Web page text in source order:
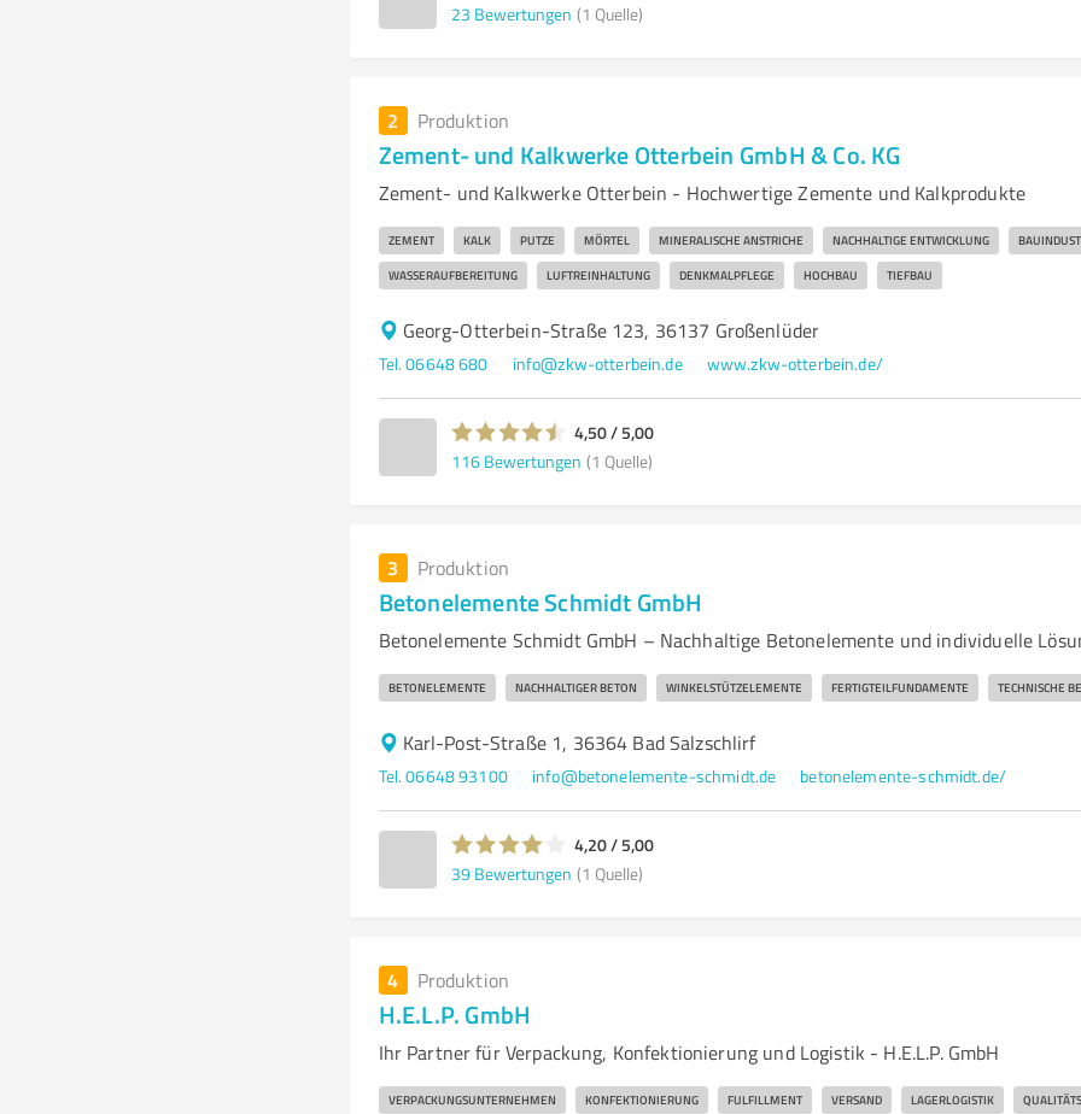
23 Bewertungen (1 Quelle)
2 Produktion
Zement- und Kalkwerke Otterbein GmbH & Co. KG
Zement- und Kalkwerke Otterbein - Hochwertige Zemente und Kalkprodukte
ZEMENT KALK PUTZE MÖRTEL MINERALISCHE ANSTRICHE NACHHALTIGE ENTWICKLUNG
WASSERAUFBEREITUNG LUFTREINHALTUNG DENKMALPFLEGE HOCHBAU TIEFBAU
Georg-Otterbein-Straße 123, 36137 Großenlüder
Tel. 06648 680 info@zkw-otterbein.de www.zkw-otterbein.de/
4,50 / 5,00
116 Bewertungen (1 Quelle)
3 Produktion
Betonelemente Schmidt GmbH
Betonelemente Schmidt GmbH – Nachhaltige Betonelemente und individuelle
BETONELEMENTE NACHHALTIGER BETON WINKELSTÜTZELEMENTE FERTIGTEILFUNDAMENTE TECHNISCHE
Karl-Post-Straße 1, 36364 Bad Salzschlirf
Tel. 06648 93100 info@betonelemente-schmidt.de betonelemente-schmidt.de/
4,20 / 5,00
39 Bewertungen (1 Quelle)
4 Produktion
H.E.L.P. GmbH
Ihr Partner für Verpackung, Konfektionierung und Logistik - H.E.L.P. GmbH
VERPACKUNGSUNTERNEHMEN KONFEKTIONIERUNG FULFILLMENT VERSAND LAGERLOGISTIK